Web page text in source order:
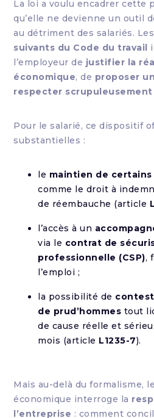
La loi a voulu encadrer cette
qu’elle ne devienne un outil
au détriment des salariés.
suivants du Code du travail
l’employeur de justifier la
économique, de proposer
respecter
Pour le salarié, ce dispositif
substantielles :
le maintien de
comme le droit à
de réembauche (article
l’accès à un
via le contrat de
professionnelle (CSP),
l’emploi ;
la possibilité de
de prud’hommes tout
de cause réelle et
mois (article L1235-7).
Mais au-delà du formalisme,
économique interroge la
l’entreprise : comment